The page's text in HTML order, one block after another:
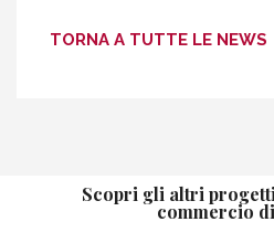
TORNA A TUTTE LE NEWS
Scopri gli altri
commercio